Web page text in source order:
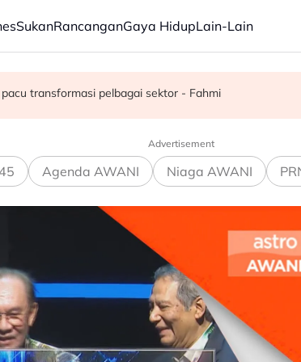
SukanRancanganGaya HidupLain-Lain
transformasi pelbagai sektor - Fahmi
semusim
Advertisement
Agenda AWANI Niaga AWANI